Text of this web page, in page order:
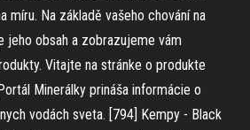
míru. Na základě vašeho chování na
jeho obsah a zobrazujeme vám
Vitajte na stránke o produkte
Minerálky prináša informácie o
vodách sveta. [794] Kempy - Black